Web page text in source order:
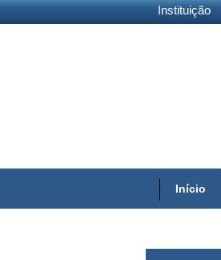
Instituição
Início